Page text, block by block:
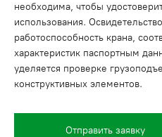
необходима, чтобы
использования.
работоспособность крана,
характеристик паспортным
уделяется проверке
конструктивных элементов.
Отправить заявку